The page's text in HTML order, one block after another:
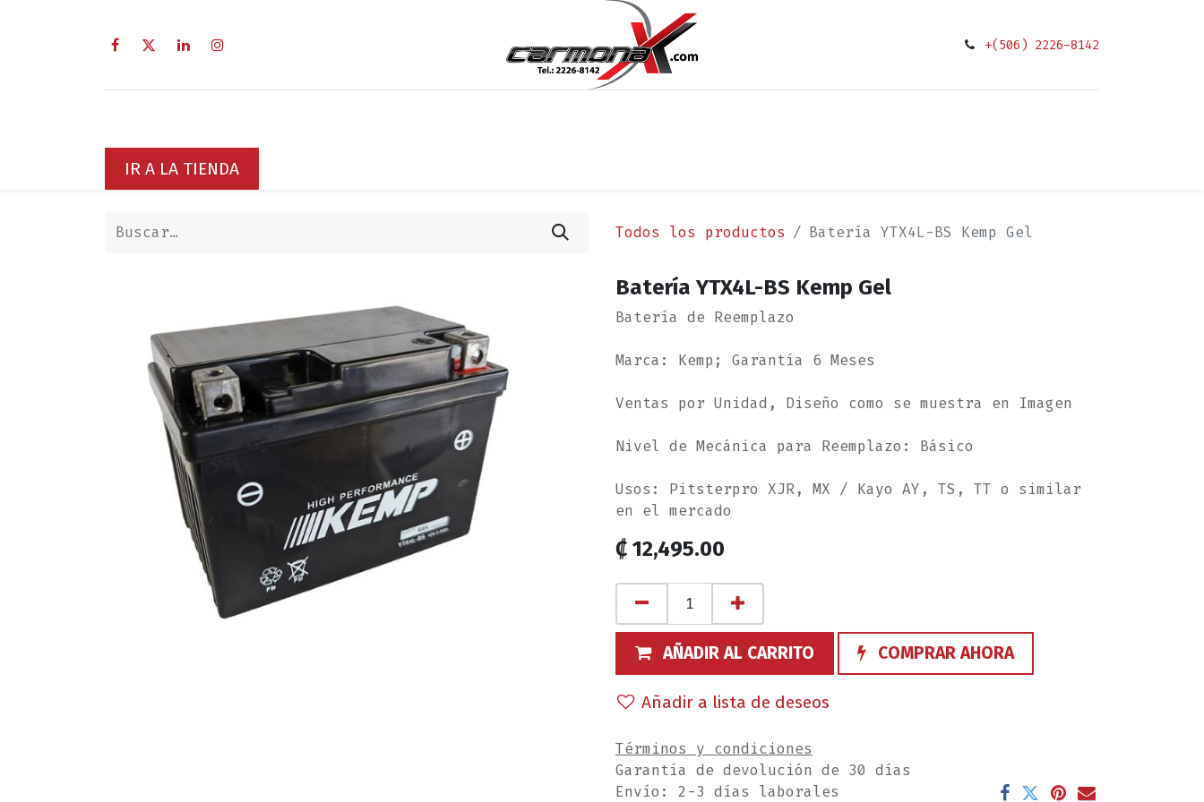
+(506) 2226-8142
IR A LA TIENDA
Todos los productos Batería YTX4L-BS Kemp Gel
Batería YTX4L-BS Kemp Gel
Batería de Reemplazo
Marca: Kemp; Garantía 6 Meses
Ventas por Unidad, Diseño como se muestra en Imagen
Nivel de Mecánica para Reemplazo: Básico
Usos: Pitsterpro XJR, MX / Kayo AY, TS, TT o similar
en el mercado
₡ 12,495.00
AÑADIR AL CARRITO COMPRAR AHORA
Añadir a lista de deseos
Términos y condiciones
Garantía de devolución de 30 días
Envío: 2-3 días laborales